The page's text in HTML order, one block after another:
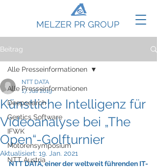
MELZER PR GROUP
Beitrag
Alle Presseinformationen
Deepsearch
Gentics Software
IFWK
Motorensymposium
NTT Austria
Alle Presseinformationen
Künstliche Intelligenz für
Videoanalyse bei „The
Open“-Golfturnier
NTT DATA
17. Juli 2019
Aktualisiert: 19. Jan. 2021
NTT DATA, einer der weltweit führenden IT-